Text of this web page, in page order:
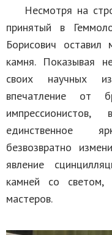
Несмотря на
принятый в
Борисович
камня. Показывая
своих научных
впечатление от
единственное
безвозвратно
явление
камней со светом,
мастеров.